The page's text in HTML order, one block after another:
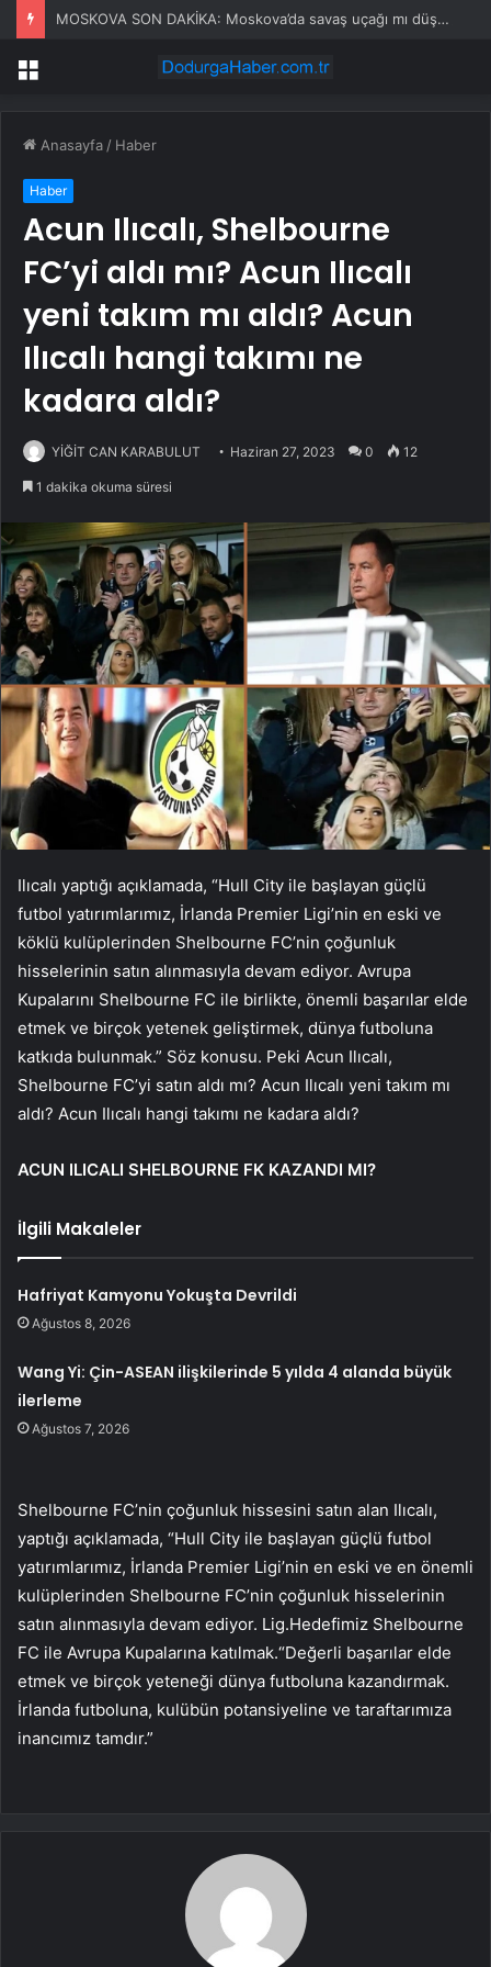
MOSKOVA SON DAKİKA: Moskova’da savaş uçağı mı düştü, olay nedir?
Menü
Anasayfa / Haber
Haber
Acun Ilıcalı, Shelbourne
FC’yi aldı mı? Acun Ilıcalı
yeni takım mı aldı? Acun
Ilıcalı hangi takımı ne
kadara aldı?
YİĞİT CAN KARABULUT Haziran 27, 2023 0 12
1 dakika okuma süresi
Ilıcalı yaptığı açıklamada, “Hull City ile başlayan güçlü
futbol yatırımlarımız, İrlanda Premier Ligi’nin en eski ve
köklü kulüplerinden Shelbourne FC’nin çoğunluk
hisselerinin satın alınmasıyla devam ediyor. Avrupa
Kupalarını Shelbourne FC ile birlikte, önemli başarılar elde
etmek ve birçok yetenek geliştirmek, dünya futboluna
katkıda bulunmak.” Söz konusu. Peki Acun Ilıcalı,
Shelbourne FC’yi satın aldı mı? Acun Ilıcalı yeni takım mı
aldı? Acun Ilıcalı hangi takımı ne kadara aldı?
ACUN ILICALI SHELBOURNE FK KAZANDI MI?
İlgili Makaleler
Hafriyat Kamyonu Yokuşta Devrildi
Ağustos 8, 2026
Wang Yi: Çin-ASEAN ilişkilerinde 5 yılda 4 alanda büyük
ilerleme
Ağustos 7, 2026
Shelbourne FC’nin çoğunluk hissesini satın alan Ilıcalı,
yaptığı açıklamada, “Hull City ile başlayan güçlü futbol
yatırımlarımız, İrlanda Premier Ligi’nin en eski ve en önemli
kulüplerinden Shelbourne FC’nin çoğunluk hisselerinin
satın alınmasıyla devam ediyor. Lig.Hedefimiz Shelbourne
FC ile Avrupa Kupalarına katılmak.“Değerli başarılar elde
etmek ve birçok yeteneği dünya futboluna kazandırmak.
İrlanda futboluna, kulübün potansiyeline ve taraftarımıza
inancımız tamdır.”